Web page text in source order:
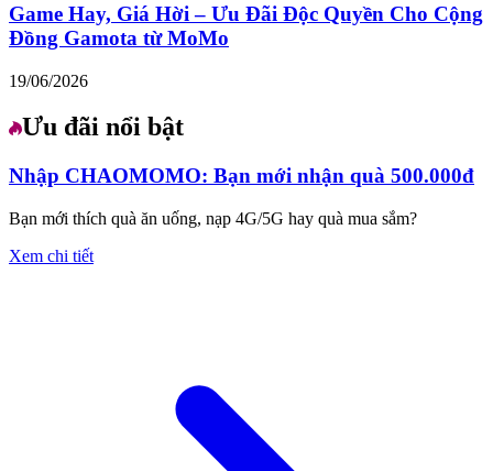
Game Hay, Giá Hời – Ưu Đãi Độc Quyền Cho Cộng
Đồng Gamota từ MoMo
19/06/2026
Ưu đãi nổi bật
Nhập CHAOMOMO: Bạn mới nhận quà 500.000đ
Bạn mới thích quà ăn uống, nạp 4G/5G hay quà mua sắm?
Xem chi tiết